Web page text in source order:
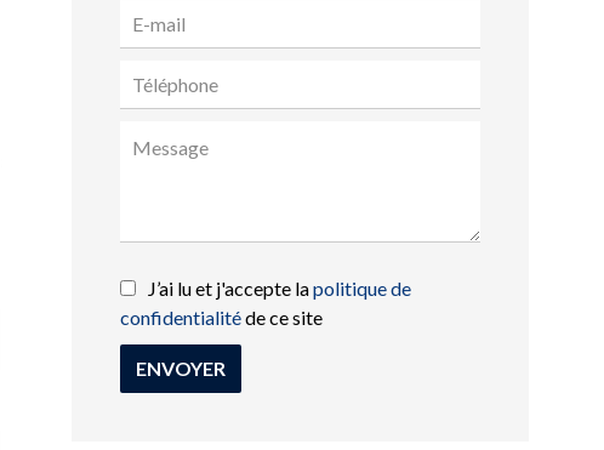
J’ai lu et j'accepte lapolitique de
confidentialitéde ce site
ENVOYER